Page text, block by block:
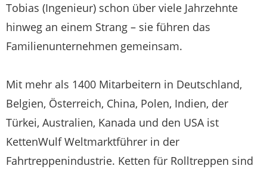
Tobias (Ingenieur) schon über viele Jahrzehnte
hinweg an einem Strang – sie führen das
Familienunternehmen gemeinsam.
Mit mehr als 1400 Mitarbeitern in Deutschland,
Belgien, Österreich, China, Polen, Indien, der
Türkei, Australien, Kanada und den USA ist
KettenWulf Weltmarktführer in der
Fahrtreppenindustrie. Ketten für Rolltreppen sind